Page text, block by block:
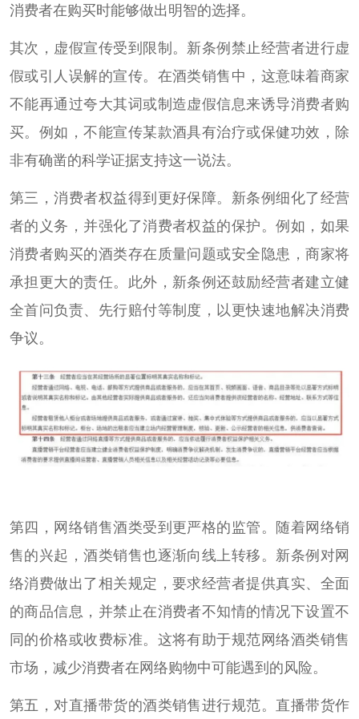
消费者在购买时能够做出明智的选择。
其次，虚假宣传受到限制。新条例禁止经营者进行虚
假或引人误解的宣传。在酒类销售中，这意味着商家
不能再通过夸大其词或制造虚假信息来诱导消费者购
买。例如，不能宣传某款酒具有治疗或保健功效，除
非有确凿的科学证据支持这一说法。
第三，消费者权益得到更好保障。新条例细化了经营
者的义务，并强化了消费者权益的保护。例如，如果
消费者购买的酒类存在质量问题或安全隐患，商家将
承担更大的责任。此外，新条例还鼓励经营者建立健
全首问负责、先行赔付等制度，以更快速地解决消费
争议。
第四，网络销售酒类受到更严格的监管。随着网络销
售的兴起，酒类销售也逐渐向线上转移。新条例对网
络消费做出了相关规定，要求经营者提供真实、全面
的商品信息，并禁止在消费者不知情的情况下设置不
同的价格或收费标准。这将有助于规范网络酒类销售
市场，减少消费者在网络购物中可能遇到的风险。
第五，对直播带货的酒类销售进行规范。直播带货作